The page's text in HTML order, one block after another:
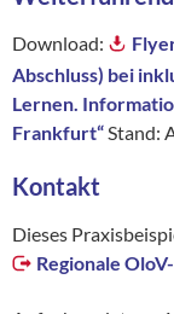
Download:
Abschluss) bei
Lernen.
Frankfurt“Stand:
Kontakt
Dieses
Regionale